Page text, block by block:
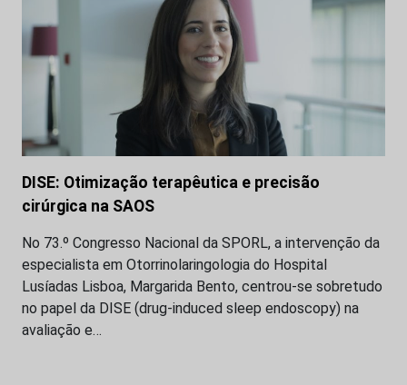
DISE: Otimização terapêutica e precisão
cirúrgica na SAOS
No 73.º Congresso Nacional da SPORL, a intervenção da
especialista em Otorrinolaringologia do Hospital
Lusíadas Lisboa, Margarida Bento, centrou-se sobretudo
no papel da DISE (drug-induced sleep endoscopy) na
avaliação e…